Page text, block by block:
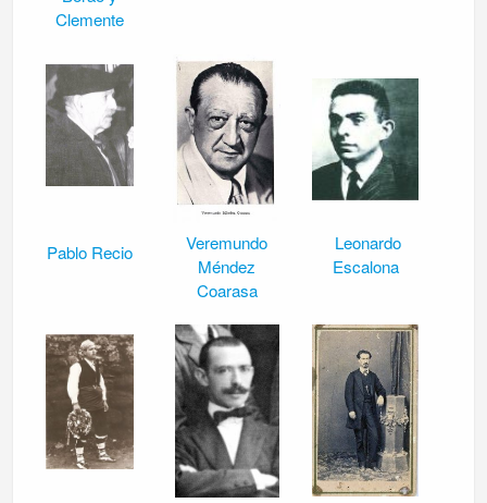
Clemente
Pablo Recio
Veremundo
Méndez
Coarasa
Leonardo
Escalona